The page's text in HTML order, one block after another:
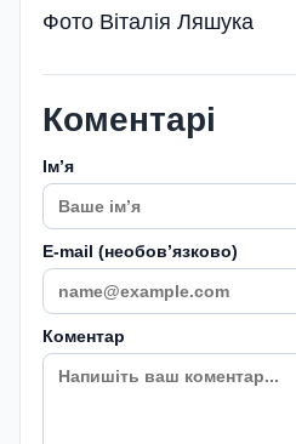
Фото Віталія Ляшука
Коментарі
Імʼя
E-mail (необовʼязково)
Коментар